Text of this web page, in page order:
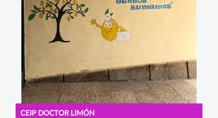
CEIP DOCTOR LIMÓN